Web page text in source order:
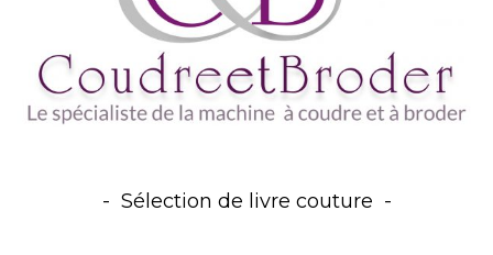
Sélection de livre couture